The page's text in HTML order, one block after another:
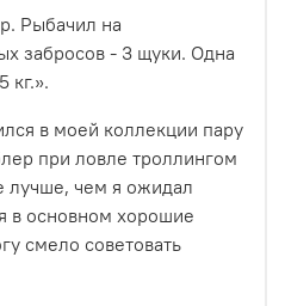
Рыбачил на
забросов - 3 щуки. Одна
кг.».
в моей коллекции пару
при ловле троллингом
лучше, чем я ожидал
в основном хорошие
смело советовать